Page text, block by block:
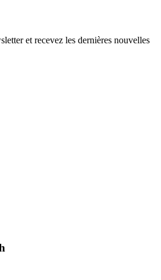
et recevez les dernières nouvelles